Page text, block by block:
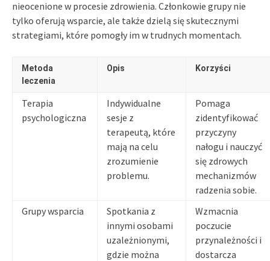
nieocenione w procesie zdrowienia. Członkowie grupy nie
tylko oferują wsparcie, ale także dzielą się skutecznymi
strategiami, które pomogły im w trudnych momentach.
Metoda
leczenia
Opis Korzyści
Terapia
psychologiczna
Indywidualne
sesje z
terapeutą, które
mają na celu
zrozumienie
problemu.
Pomaga
zidentyfikować
przyczyny
nałogu i nauczyć
się zdrowych
mechanizmów
radzenia sobie.
Grupy wsparcia
Spotkania z
innymi osobami
uzależnionymi,
gdzie można
Wzmacnia
poczucie
przynależności i
dostarcza